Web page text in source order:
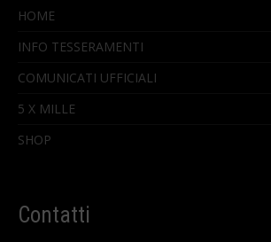
HOME
INFO TESSERAMENTI
COMUNICATI UFFICIALI
5 X MILLE
SHOP
Contatti